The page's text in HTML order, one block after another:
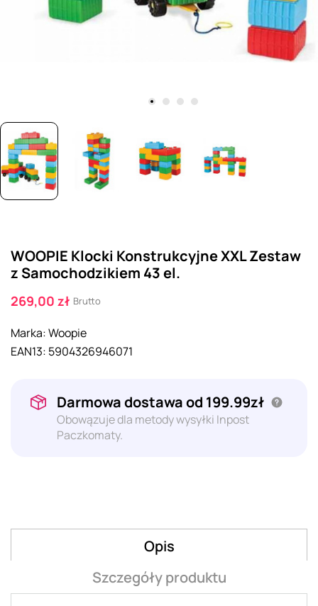
WOOPIE Klocki Konstrukcyjne XXL Zestaw
z Samochodzikiem 43 el.
269,00 zł Brutto
Marka:Woopie
EAN13: 5904326946071
Darmowa dostawa od 199.99zł
Obowązuje dla metody wysyłki Inpost
Paczkomaty.
Opis
Szczegóły produktu